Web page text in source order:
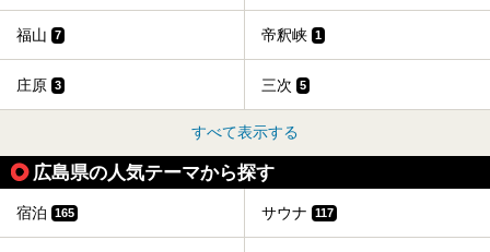
福山 7 帝釈峡 1
庄原 3 三次 5
すべて表示する
広島県の人気テーマから探す
宿泊 165 サウナ 117